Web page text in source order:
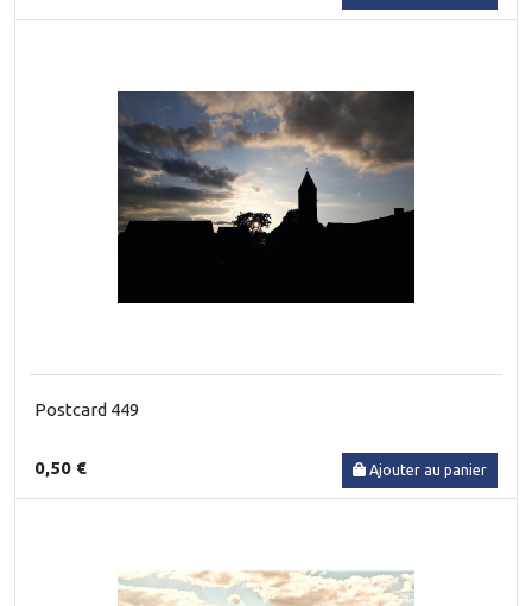
Postcard 449
0,50 € Ajouter au panier